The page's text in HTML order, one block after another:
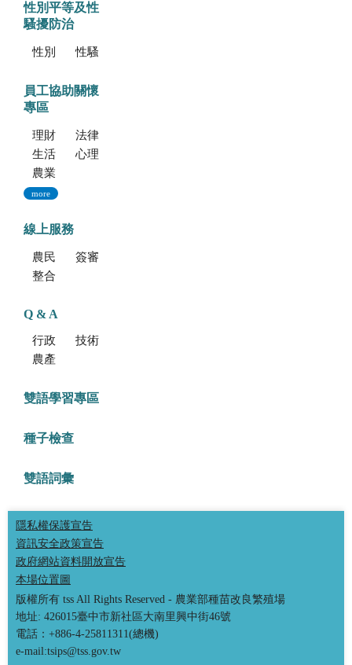
性別平等及性
騷擾防治
性別平等專區 性騷擾防治專區
員工協助關懷
專區
理財資源
法律資源
生活健康資源
心理資源
農業部特約員工協助方案諮詢服務
more
線上服務
農民學院
簽審通關共同作業平台
整合型植物種苗檢測服務多元平台
Q & A
行政方面
技術方面
農產品食安專區
雙語學習專區
種子檢查
雙語詞彙
隱私權保護宣告
資訊安全政策宣告
政府網站資料開放宣告
本場位置圖
版權所有 tss All Rights Reserved - 農業部種苗改良繁殖場
地址: 426015臺中市新社區大南里興中街46號
電話：+886-4-25811311(總機)
e-mail:tsips@tss.gov.tw